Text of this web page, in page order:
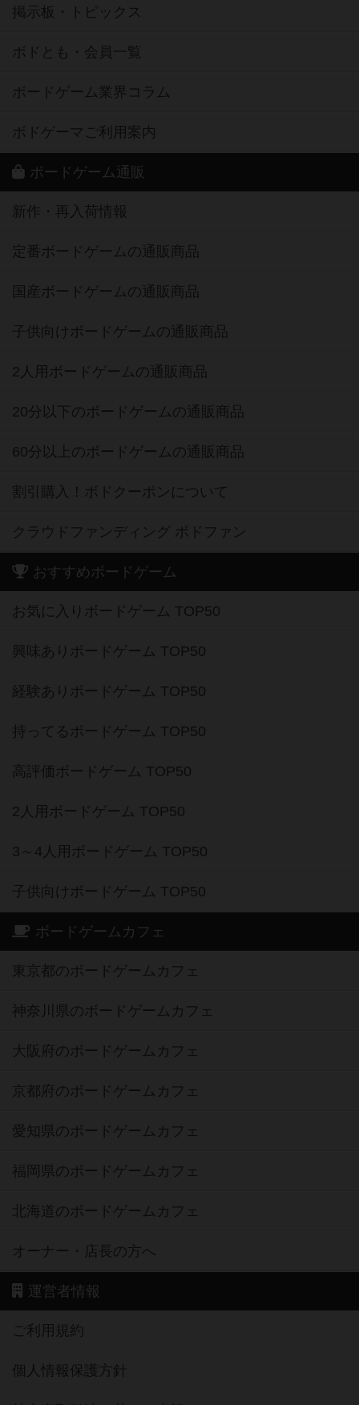
掲示板・トピックス
ボドとも・会員一覧
ボードゲーム業界コラム
ボドゲーマご利用案内
ボードゲーム通販
新作・再入荷情報
定番ボードゲームの通販商品
国産ボードゲームの通販商品
子供向けボードゲームの通販商品
2人用ボードゲームの通販商品
20分以下のボードゲームの通販商品
60分以上のボードゲームの通販商品
割引購入！ボドクーポンについて
クラウドファンディング ボドファン
おすすめボードゲーム
お気に入りボードゲーム TOP50
興味ありボードゲーム TOP50
経験ありボードゲーム TOP50
持ってるボードゲーム TOP50
高評価ボードゲーム TOP50
2人用ボードゲーム TOP50
3～4人用ボードゲーム TOP50
子供向けボードゲーム TOP50
ボードゲームカフェ
東京都のボードゲームカフェ
神奈川県のボードゲームカフェ
大阪府のボードゲームカフェ
京都府のボードゲームカフェ
愛知県のボードゲームカフェ
福岡県のボードゲームカフェ
北海道のボードゲームカフェ
オーナー・店長の方へ
運営者情報
ご利用規約
個人情報保護方針